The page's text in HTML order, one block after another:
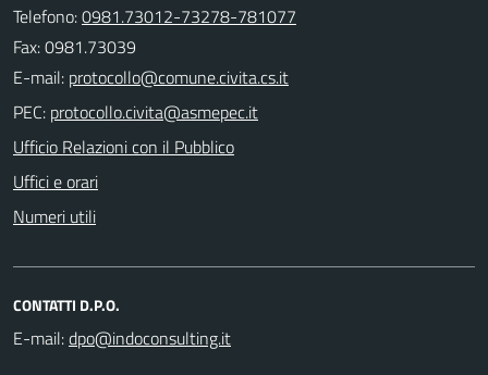
Telefono:0981.73012-73278-781077
Fax: 0981.73039
E-mail:
PEC:
Ufficio Relazioni con il Pubblico
Uffici e orari
Numeri utili
CONTATTI D.P.O.
E-mail: